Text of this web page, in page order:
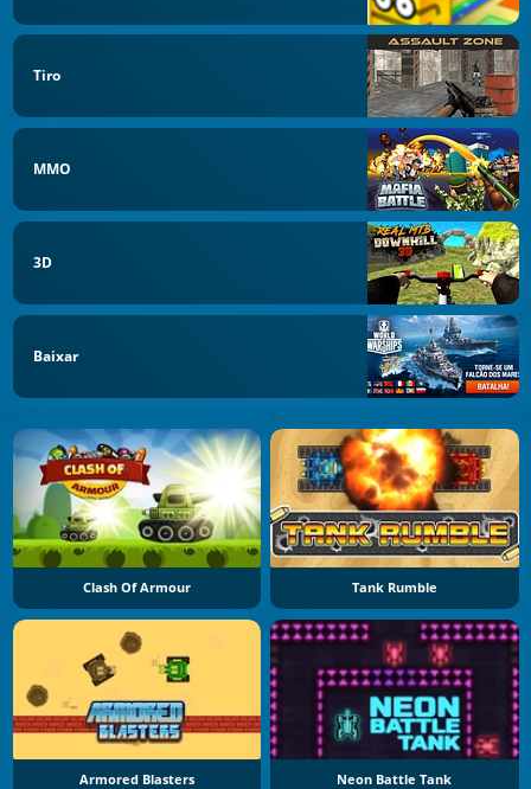
Tiro
MMO
3D
Baixar
Clash Of Armour Tank Rumble
Armored Blasters Neon Battle Tank